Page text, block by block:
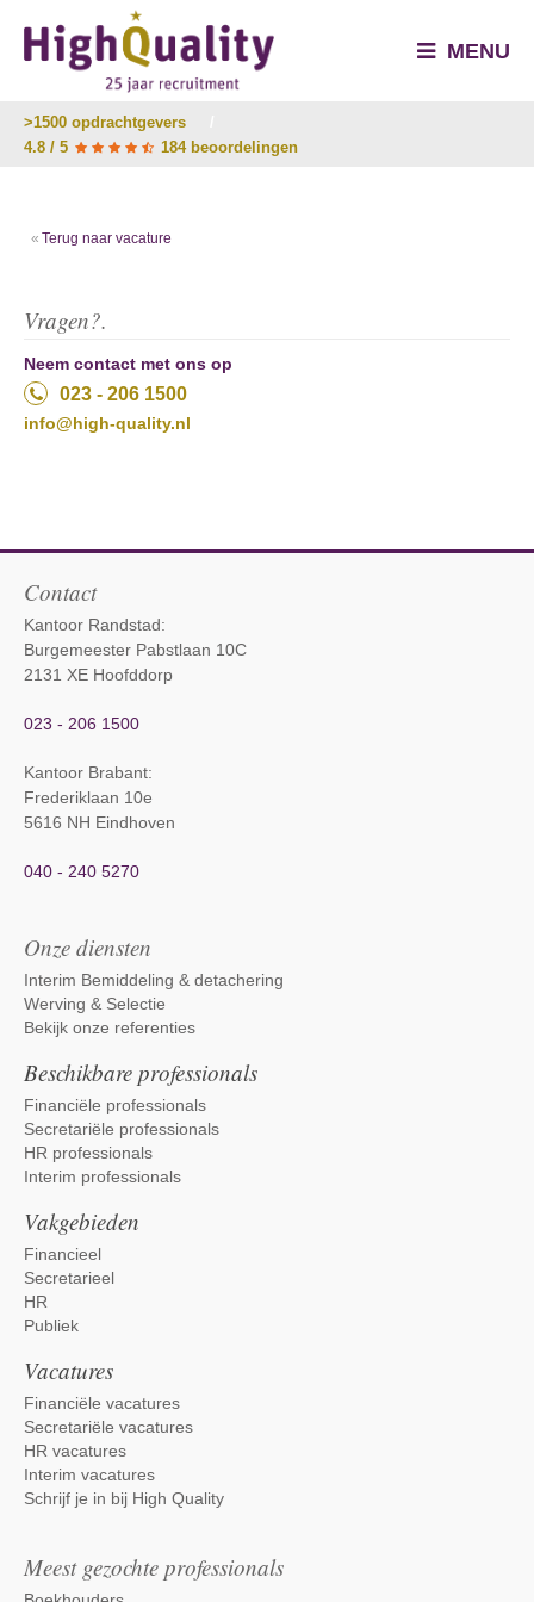
MENU
>1500 opdrachtgevers
4.8 / 5
184 beoordelingen
Terug naar vacature
Vragen?.
Neem contact met ons op
023 - 206 1500
info@high-quality.nl
Contact
Kantoor Randstad:
Burgemeester Pabstlaan 10C
2131 XE Hoofddorp
023 - 206 1500
Kantoor Brabant:
Frederiklaan 10e
5616 NH Eindhoven
040 - 240 5270
Onze diensten
Interim Bemiddeling & detachering
Werving & Selectie
Bekijk onze referenties
Beschikbare professionals
Financiële professionals
Secretariële professionals
HR professionals
Interim professionals
Vakgebieden
Financieel
Secretarieel
HR
Publiek
Vacatures
Financiële vacatures
Secretariële vacatures
HR vacatures
Interim vacatures
Schrijf je in bij High Quality
Meest gezochte professionals